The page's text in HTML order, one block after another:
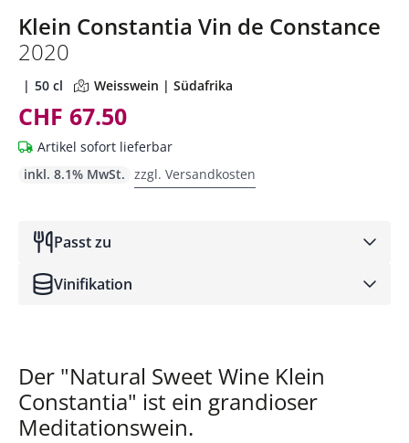
Klein Constantia Vin de Constance
2020
50 cl Weisswein | Südafrika
CHF 67.50
Artikel sofort lieferbar
inkl. 8.1% MwSt. zzgl. Versandkosten
Passt zu
Vinifikation
Der "Natural Sweet Wine Klein
Constantia" ist ein grandioser
Meditationswein.